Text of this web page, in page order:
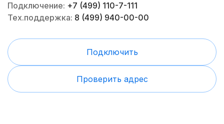
Подключение: +7 (499) 110-7-111
Тех.поддержка: 8 (499) 940-00-00
Подключить
Проверить адрес